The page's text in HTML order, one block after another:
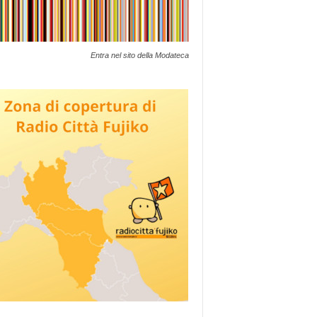
Entra nel sito della Modateca